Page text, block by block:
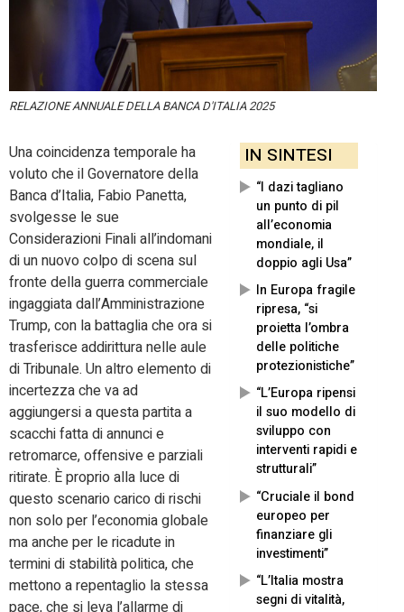
RELAZIONE ANNUALE DELLA BANCA D'ITALIA 2025
IN SINTESI
“I dazi tagliano
un punto di pil
all’economia
mondiale, il
doppio agli Usa”
In Europa fragile
ripresa, “si
proietta l’ombra
delle politiche
protezionistiche”
“L’Europa ripensi
il suo modello di
sviluppo con
interventi rapidi e
strutturali”
“Cruciale il bond
europeo per
finanziare gli
investimenti”
“L’Italia mostra
segni di vitalità,
Una coincidenza temporale ha
voluto che il Governatore della
Banca d’Italia, Fabio Panetta,
svolgesse le sue
Considerazioni Finali all’indomani
di un nuovo colpo di scena sul
fronte della guerra commerciale
ingaggiata dall’Amministrazione
Trump, con la battaglia che ora si
trasferisce addirittura nelle aule
di Tribunale. Un altro elemento di
incertezza che va ad
aggiungersi a questa partita a
scacchi fatta di annunci e
retromarce, offensive e parziali
ritirate. È proprio alla luce di
questo scenario carico di rischi
non solo per l’economia globale
ma anche per le ricadute in
termini di stabilità politica, che
mettono a repentaglio la stessa
pace, che si leva l’allarme di